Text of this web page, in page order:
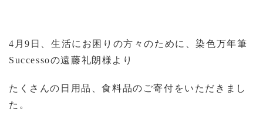
4 月9 日、生活にお困りの方々のために、染色万年筆
Successoの遠藤礼朗様より
たくさんの日用品、食料品のご寄付をいただきまし
た。